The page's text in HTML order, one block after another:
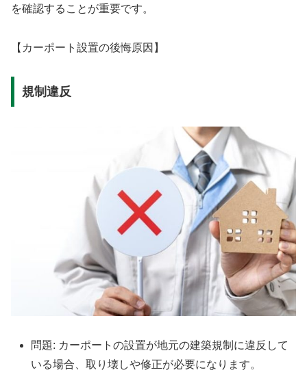
を確認することが重要です。
【カーポート設置の後悔原因】
規制違反
問題: カーポートの設置が地元の建築規制に違反して
いる場合、取り壊しや修正が必要になります。